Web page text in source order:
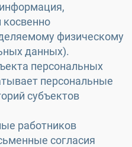
физическому
данных).
персональных
персональные
субъектов
работников
согласия